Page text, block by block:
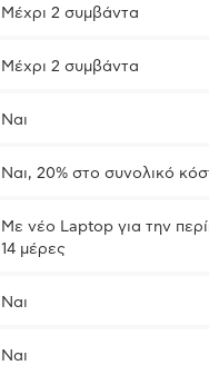
Μέχρι 2 συμβάντα
Μέχρι 2 συμβάντα
Ναι
Ναι, 20% στο συνολικό
Με νέο Laptop για την
14 μέρες
Ναι
Ναι